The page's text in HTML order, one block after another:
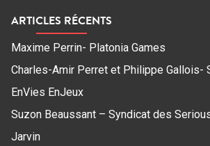
ARTICLES RÉCENTS
Maxime Perrin- Platonia Games
Charles-Amir Perret et Philippe Gallois-
EnVies EnJeux
Suzon Beaussant – Syndicat des
Jarvin